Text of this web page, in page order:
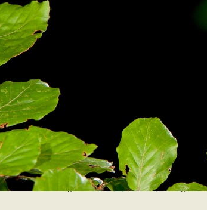
Ecologie en soorten Brandt's vleermuis
deze website is gebaseerd op 'protostarplus-